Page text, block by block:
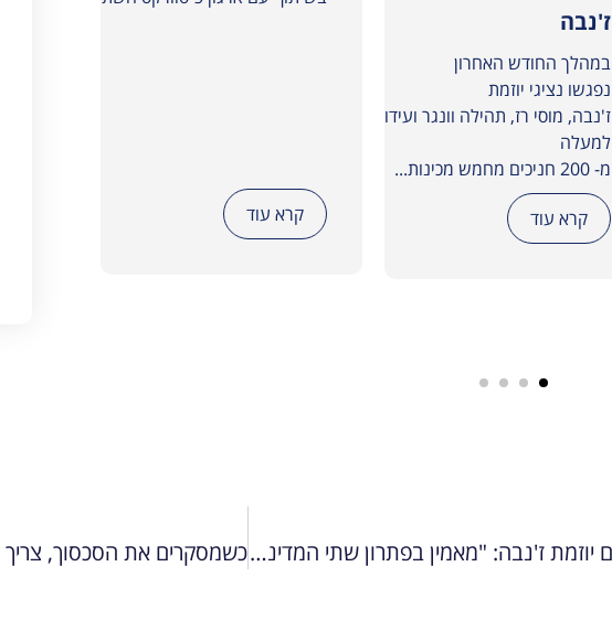
ז'נבה
במהלך החודש האחרון
נפגשו נציגי יוזמת
ז'נבה, מוסי רז, תהילה וונגר ועידו דמבין, עם
למעלה
מ- 200 חניכים מחמש מכינות...
קרא עוד קרא עוד
של
רני רהב לאחר ביקור ברמאללה עם יוזמת ז'נבה: "מאמין בפתרון שתי המדינות, אין אלטרנטיבה לשלום"